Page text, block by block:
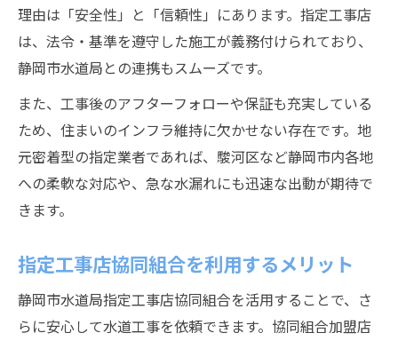
理由は「安全性」と「信頼性」にあります。指定工事店
は、法令・基準を遵守した施工が義務付けられており、
静岡市水道局との連携もスムーズです。
また、工事後のアフターフォローや保証も充実している
ため、住まいのインフラ維持に欠かせない存在です。地
元密着型の指定業者であれば、駿河区など静岡市内各地
への柔軟な対応や、急な水漏れにも迅速な出動が期待で
きます。
指定工事店協同組合を利用するメリット
静岡市水道局指定工事店協同組合を活用することで、さ
らに安心して水道工事を依頼できます。協同組合加盟店